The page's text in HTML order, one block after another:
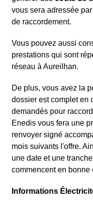
vous sera adressée
de raccordement.
Vous pouvez aussi
prestations qui sont
réseau à Aureilhan.
De plus, vous avez la
dossier est complet en
demandés pour
Enedis vous fera une
renvoyer signé
mois suivants l'offre.
une date et une
commencent en bonne
Informations